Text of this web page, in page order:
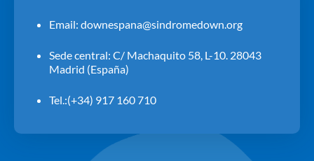
Email: downespana@sindromedown.org
Sede central: C/ Machaquito 58, L-10. 28043
Madrid (España)
Tel.:(+34) 917 160 710